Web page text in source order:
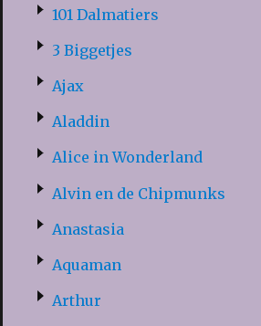
101 Dalmatiers
3 Biggetjes
Ajax
Aladdin
Alice in Wonderland
Alvin en de Chipmunks
Anastasia
Aquaman
Arthur